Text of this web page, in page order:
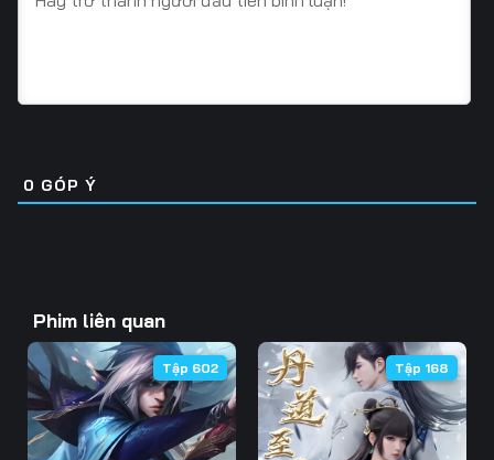
25 26
31 32 33
37 38 39
46 47 48
49 50 51
52 53 54
0 GÓP Ý
Phim liên quan
Tập 602 Tập 168